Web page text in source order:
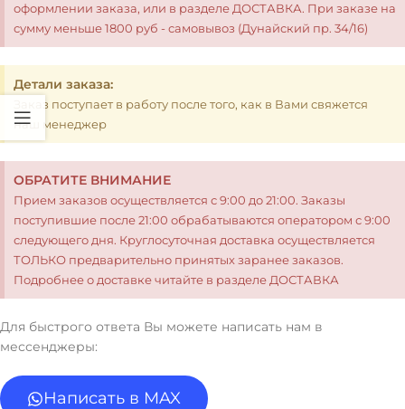
оформлении заказа, или в разделе ДОСТАВКА. При заказе на
сумму меньше 1800 руб - самовывоз (Дунайский пр. 34/16)
Детали заказа:
Заказ поступает в работу после того, как в Вами свяжется
наш менеджер
ОБРАТИТЕ ВНИМАНИЕ
Прием заказов осуществляется с 9:00 до 21:00. Заказы
поступившие после 21:00 обрабатываются оператором с 9:00
следующего дня. Круглосуточная доставка осуществляется
ТОЛЬКО предварительно принятых заранее заказов.
Подробнее о доставке читайте в разделе ДОСТАВКА
Для быстрого ответа Вы можете написать нам в
мессенджеры:
Написать в MAX